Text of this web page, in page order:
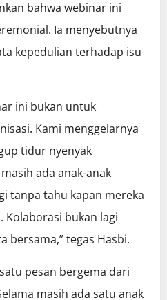
bahwa webinar ini
Ia menyebutnya
kepedulian terhadap isu
ini bukan untuk
Kami menggelarnya
tidur nyenyak
ada anak-anak
tanpa tahu kapan mereka
Kolaborasi bukan lagi
bersama,” tegas Hasbi.
pesan bergema dari
masih ada satu anak